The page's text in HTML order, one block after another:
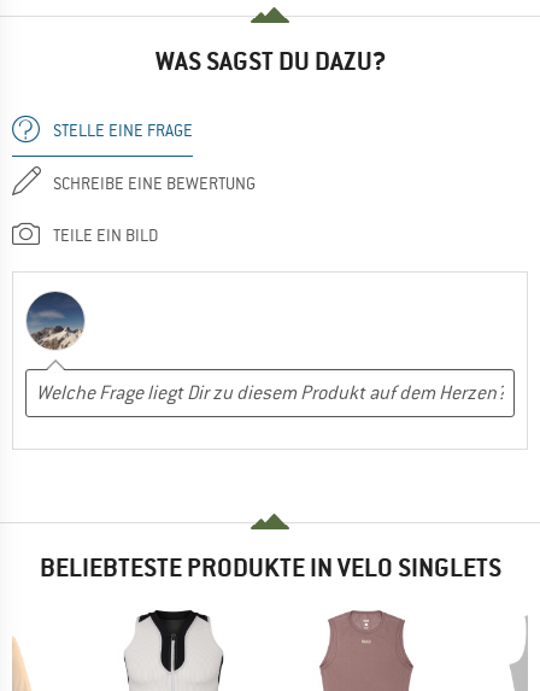
WAS SAGST DU DAZU?
STELLE EINE FRAGE
SCHREIBE EINE BEWERTUNG
TEILE EIN BILD
BELIEBTESTE PRODUKTE IN VELO SINGLETS